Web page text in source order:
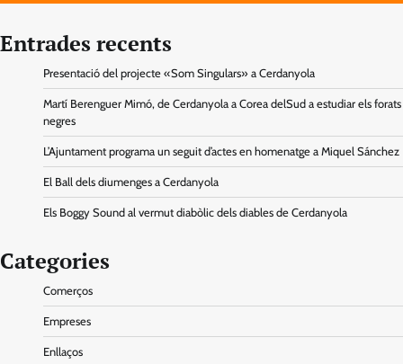
Entrades recents
Presentació del projecte «Som Singulars» a Cerdanyola
Martí Berenguer Mimó, de Cerdanyola a Corea delSud a estudiar els forats
negres
L’Ajuntament programa un seguit d’actes en homenatge a Miquel Sánchez
El Ball dels diumenges a Cerdanyola
Els Boggy Sound al vermut diabòlic dels diables de Cerdanyola
Categories
Comerços
Empreses
Enllaços